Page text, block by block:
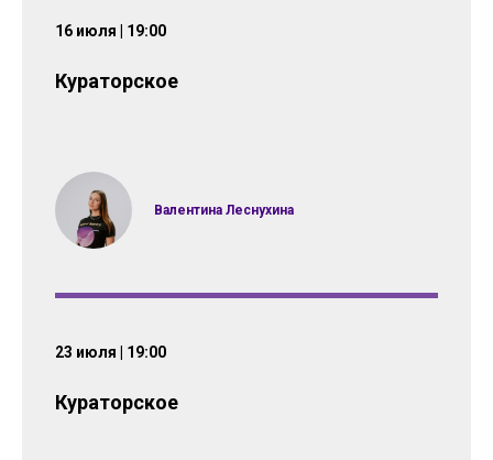
16 июля | 19:00
Кураторское
Валентина Леснухина
23 июля | 19:00
Кураторское